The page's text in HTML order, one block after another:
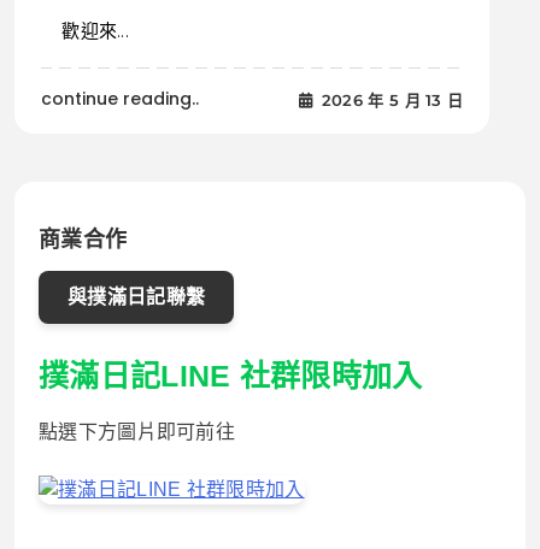
歡迎來...
continue reading.. 2026 年 5 月 13 日
商業合作
與撲滿日記聯繫
撲滿日記LINE 社群限時加入
點選下方圖片即可前往